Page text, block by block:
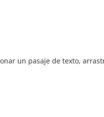
un pasaje de texto,